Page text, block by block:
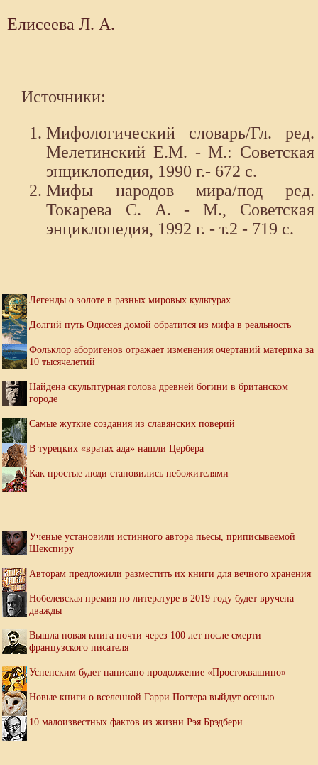
Елисеева Л. А.
Источники:
Мифологический словарь/Гл. ред.
Мелетинский Е.М. - М.: Советская
энциклопедия, 1990 г.- 672 с.
Мифы народов мира/под ред.
Токарева С. А. - М., Советская
энциклопедия, 1992 г. - т.2 - 719 с.
Легенды о золоте в разных мировых культурах
Долгий путь Одиссея домой обратится из мифа в реальность
Фольклор аборигенов отражает изменения очертаний материка за
10 тысячелетий
Найдена скульптурная голова древней богини в британском
городе
Самые жуткие создания из славянских поверий
В турецких «вратах ада» нашли Цербера
Как простые люди становились небожителями
Ученые установили истинного автора пьесы, приписываемой
Шекспиру
Авторам предложили разместить их книги для вечного хранения
Нобелевская премия по литературе в 2019 году будет вручена
дважды
Вышла новая книга почти через 100 лет после смерти
французского писателя
Успенским будет написано продолжение «Простоквашино»
Новые книги о вселенной Гарри Поттера выйдут осенью
10 малоизвестных фактов из жизни Рэя Брэдбери